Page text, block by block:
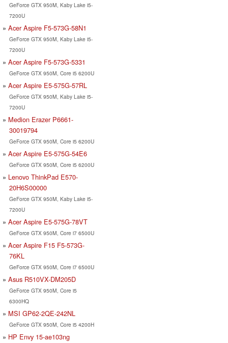
GeForce GTX 950M, Kaby Lake i5-
7200U
Acer Aspire F5-573G-58N1
GeForce GTX 950M, Kaby Lake i5-
7200U
Acer Aspire F5-573G-5331
GeForce GTX 950M, Core i5 6200U
Acer Aspire E5-575G-57RL
GeForce GTX 950M, Kaby Lake i5-
7200U
Medion Erazer P6661-
30019794
GeForce GTX 950M, Core i5 6200U
Acer Aspire E5-575G-54E6
GeForce GTX 950M, Core i5 6200U
Lenovo ThinkPad E570-
20H6S00000
GeForce GTX 950M, Kaby Lake i5-
7200U
Acer Aspire E5-575G-78VT
GeForce GTX 950M, Core i7 6500U
Acer Aspire F15 F5-573G-
76KL
GeForce GTX 950M, Core i7 6500U
Asus R510VX-DM205D
GeForce GTX 950M, Core i5
6300HQ
MSI GP62-2QE-242NL
GeForce GTX 950M, Core i5 4200H
HP Envy 15-ae103ng